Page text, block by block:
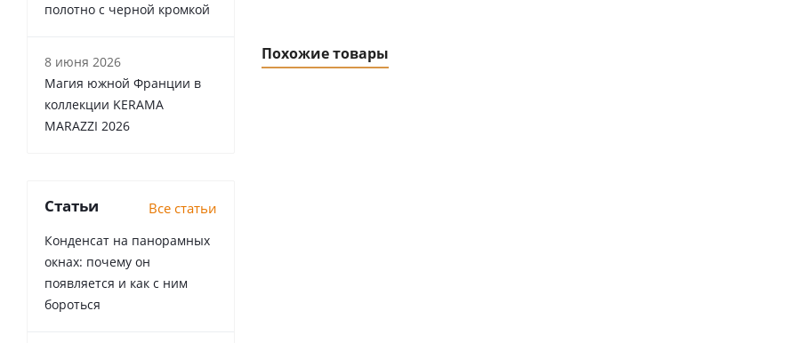
Похожие товары
полотно с черной кромкой
8 июня 2026
Магия южной Франции в
коллекции KERAMA
MARAZZI 2026
Статьи Все статьи
Конденсат на панорамных
окнах: почему он
появляется и как с ним
бороться